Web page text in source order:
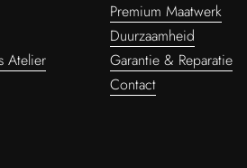
Atelier
Premium Maatwerk
Duurzaamheid
Garantie & Reparatie
Contact